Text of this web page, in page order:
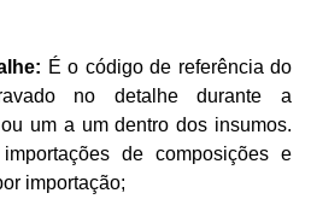
: É o código de referência do
no detalhe durante a
um a um dentro dos insumos.
de composições e
importação;